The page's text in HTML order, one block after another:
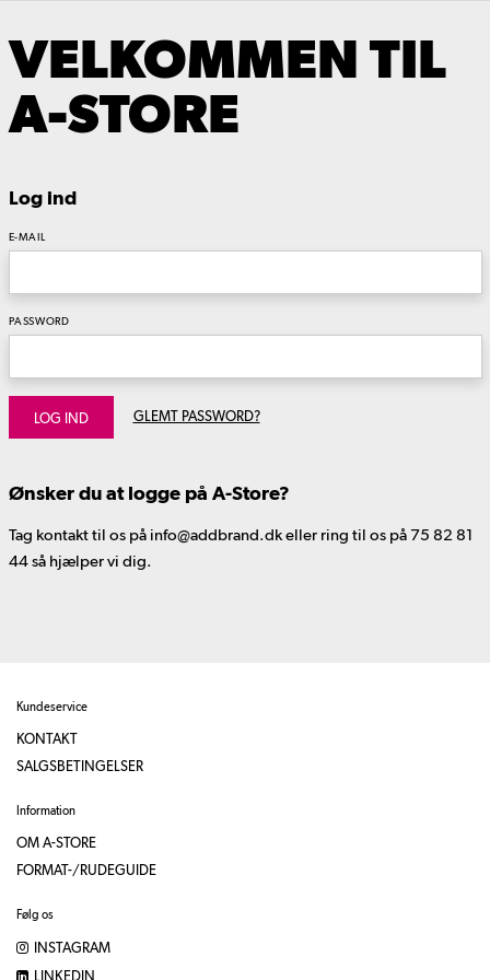
VELKOMMEN TIL
A-STORE
Log ind
E-MAIL
PASSWORD
LOG IND GLEMT PASSWORD?
Ønsker du at logge på A-Store?
Tag kontakt til os på info@addbrand.dk eller ring til os på 75 82 81
44 så hjælper vi dig.
Kundeservice
KONTAKT
SALGSBETINGELSER
Information
OM A-STORE
FORMAT-/RUDEGUIDE
Følg os
INSTAGRAM